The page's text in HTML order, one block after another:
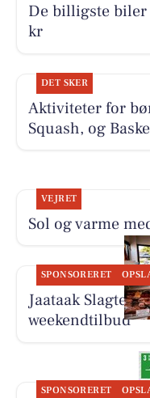
De billigste biler
kr
DET SKER
Aktiviteter for
Squash, og
VEJRET
Sol og varme
SPONSORERET
Jaataak
weekendtilbud
SPONSORERET